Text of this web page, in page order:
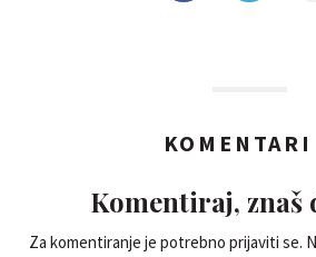
KOMENTARI
Komentiraj, znaš
Za komentiranje je potrebno prijaviti se.